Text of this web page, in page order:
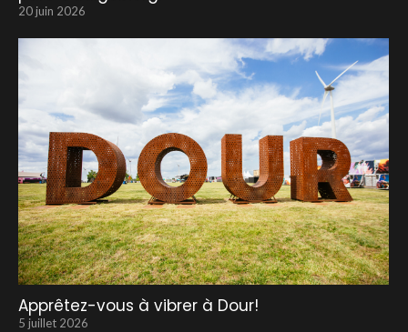
20 juin 2026
Apprêtez-vous à vibrer à Dour!
5 juillet 2026